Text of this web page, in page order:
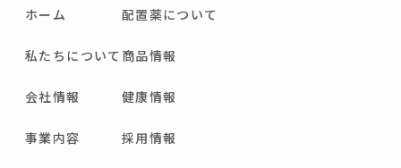
ホーム
私たちについて
会社情報
事業内容
配置薬について
商品情報
健康情報
採用情報